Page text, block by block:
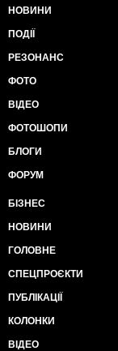
НОВИНИ
ПОДІЇ
РЕЗОНАНС
ФОТО
ВІДЕО
ФОТОШОПИ
БЛОГИ
ФОРУМ
БІЗНЕС
НОВИНИ
ГОЛОВНЕ
СПЕЦПРОЄКТИ
ПУБЛІКАЦІЇ
КОЛОНКИ
ВІДЕО